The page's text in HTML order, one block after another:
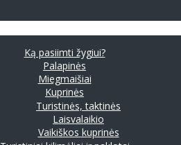
Ką pasiimti žygiui?
Palapinės
Miegmaišiai
Kuprinės
Turistinės, taktinės
Laisvalaikio
Vaikiškos kuprinės